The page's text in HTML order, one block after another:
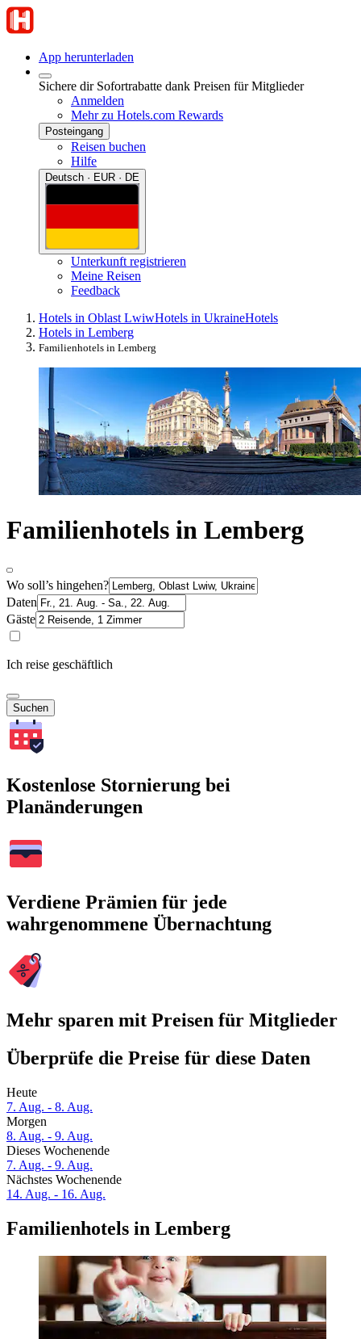
App herunterladen
Sichere dir Sofortrabatte dank Preisen für Mitglieder
Anmelden
Mehr zu Hotels.com Rewards
Posteingang
Reisen buchen
Hilfe
Deutsch · EUR · DE
Unterkunft registrieren
Meine Reisen
Feedback
Hotels in Oblast LwiwHotels in UkraineHotels
Hotels in Lemberg
Familienhotels in Lemberg
Familienhotels in Lemberg
Wo soll’s hingehen?
Daten
Gäste
Ich reise geschäftlich
Suchen
Kostenlose Stornierung bei
Planänderungen
Verdiene Prämien für jede
wahrgenommene Übernachtung
Mehr sparen mit Preisen für Mitglieder
Überprüfe die Preise für diese Daten
Heute
7. Aug. - 8. Aug.
Morgen
8. Aug. - 9. Aug.
Dieses Wochenende
7. Aug. - 9. Aug.
Nächstes Wochenende
14. Aug. - 16. Aug.
Familienhotels in Lemberg